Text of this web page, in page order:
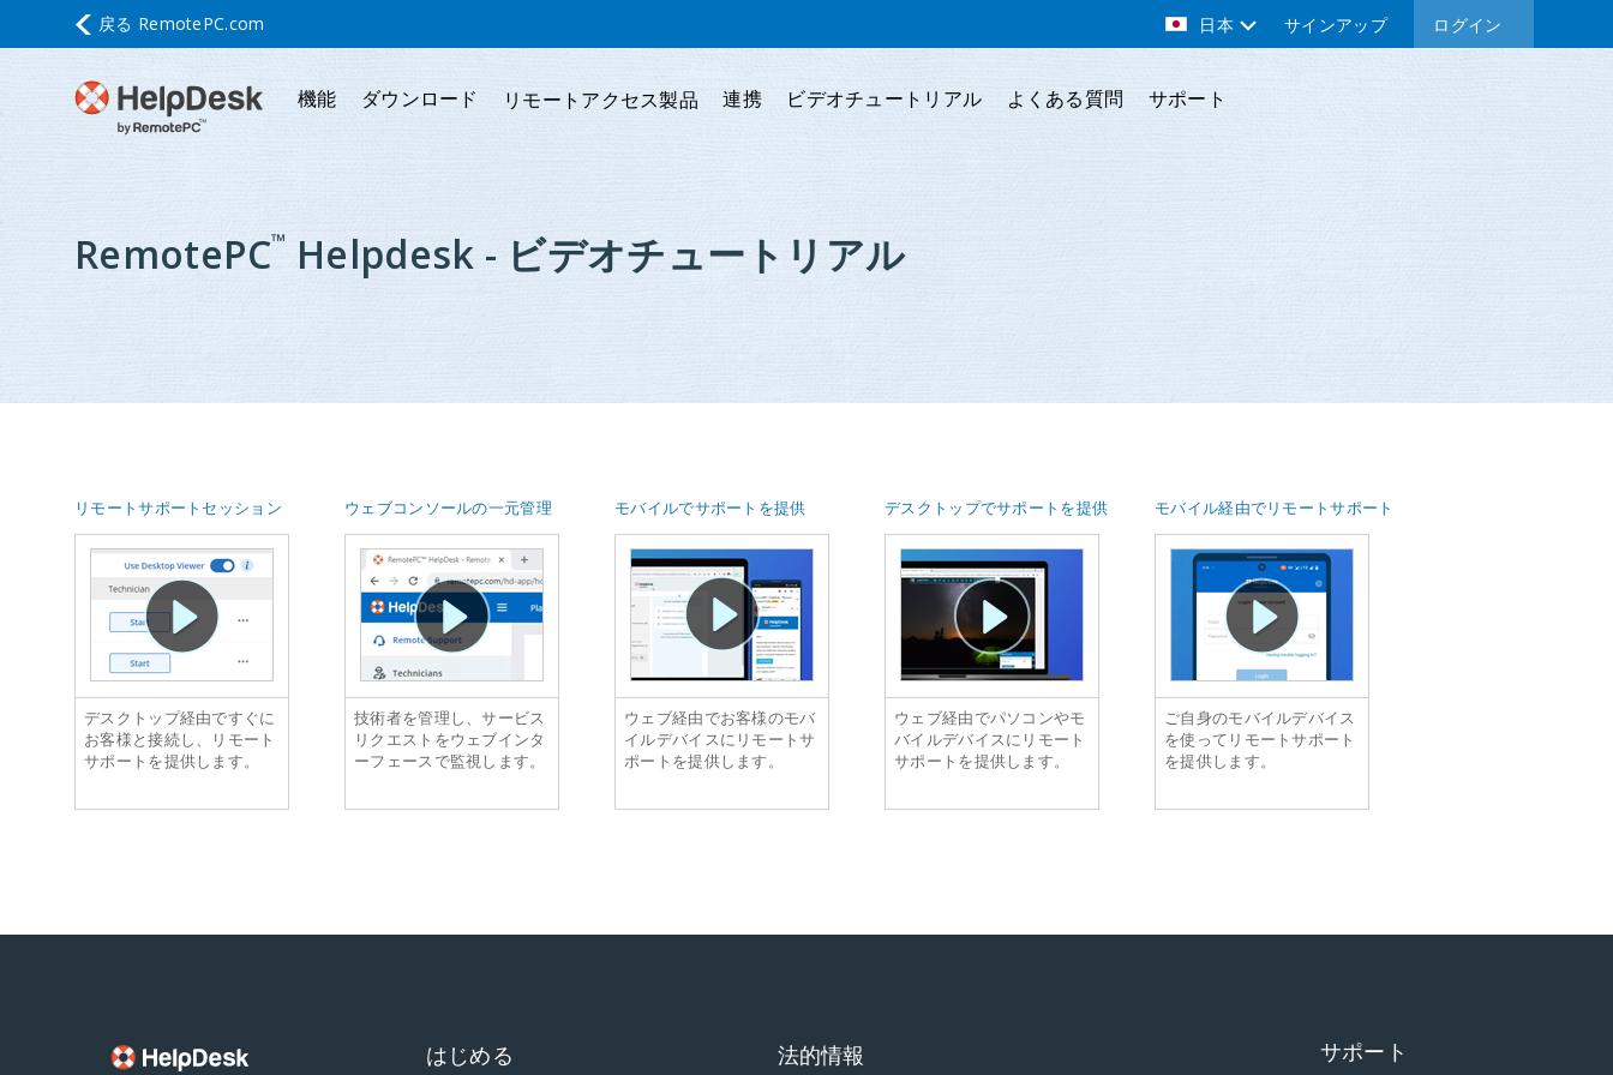
戻る RemotePC.com 日本 サインアップ ログイン
機能 ダウンロード リモートアクセス製品 連携 ビデオチュートリアル よくある質問 サポート
RemotePC™ Helpdesk - ビデオチュートリアル
リモートサポートセッション
デスクトップ経由ですぐに
お客様と接続し、リモート
サポートを提供します。
ウェブコンソールの一元管理
技術者を管理し、サービス
リクエストをウェブインタ
ーフェースで監視します。
モバイルでサポートを提供
ウェブ経由でお客様のモバ
イルデバイスにリモートサ
ポートを提供します。
デスクトップでサポートを提供
ウェブ経由でパソコンやモ
バイルデバイスにリモート
サポートを提供します。
モバイル経由でリモートサポート
ご自身のモバイルデバイス
を使ってリモートサポート
を提供します。
はじめる 法的情報 サポート